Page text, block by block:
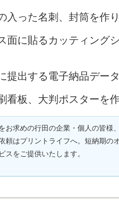
入った名刺、封筒を作
面に貼るカッティング
提出する電子納品デー
看板、大判ポスターを
お求めの行田の企業・個人の皆様
頼はプリントライフへ。短納期の
スをご提供いたします。